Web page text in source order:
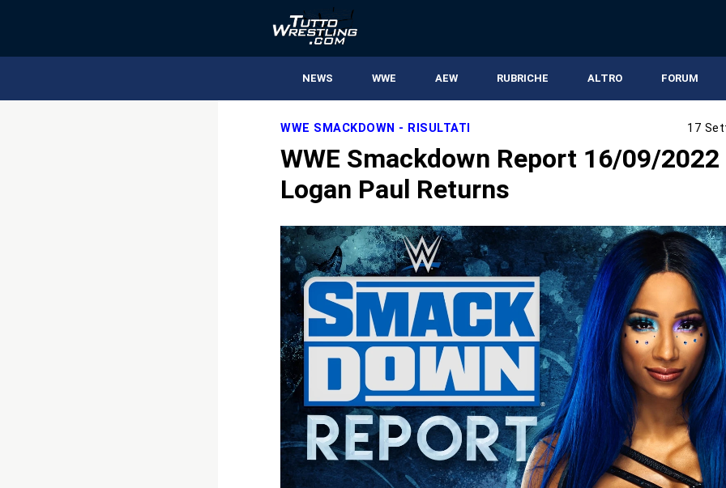
NEWS WWE AEW RUBRICHE ALTRO FORUM
WWE SMACKDOWN - RISULTATI 17
WWE Smackdown Report 16/09/
Logan Paul Returns